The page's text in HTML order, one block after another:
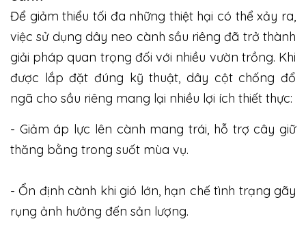
Để giảm thiểu tối đa những thiệt hại có thể xảy ra,
việc sử dụng dây neo cành sầu riêng đã trở thành
giải pháp quan trọng đối với nhiều vườn trồng. Khi
được lắp đặt đúng kỹ thuật, dây cột chống đổ
ngã cho sầu riêng mang lại nhiều lợi ích thiết thực:
- Giảm áp lực lên cành mang trái, hỗ trợ cây giữ
thăng bằng trong suốt mùa vụ.
- Ổn định cành khi gió lớn, hạn chế tình trạng gãy
rụng ảnh hưởng đến sản lượng.